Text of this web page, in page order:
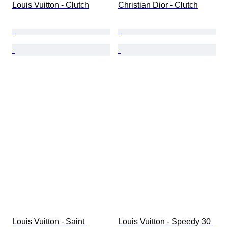
Louis Vuitton - Clutch Christian Dior - Clutch
Louis Vuitton - Saint
Louis Vuitton - Speedy 30